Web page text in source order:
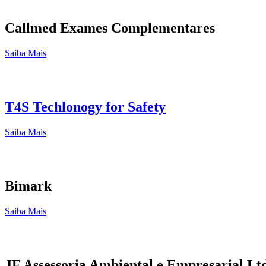
Callmed Exames Complementares
Saiba Mais
T4S Techlonogy for Safety
Saiba Mais
Bimark
Saiba Mais